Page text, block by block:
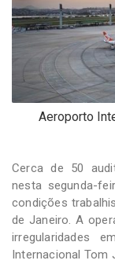
Hesea
Tecnologia
Sistemas
Aeroporto
Cerca de 50
nesta segunda-
condições
de Janeiro. A
irregularidades
Internacional Tom